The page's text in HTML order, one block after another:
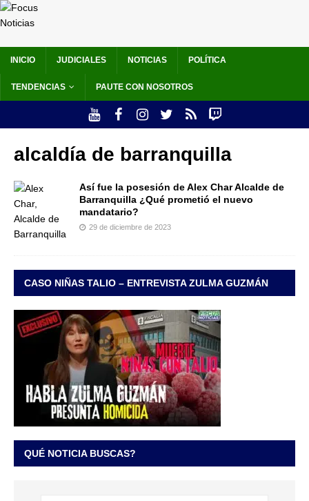
INICIO JUDICIALES NOTICIAS POLÍTICA
TENDENCIAS PAUTE CON NOSOTROS
alcaldía de barranquilla
Así fue la posesión de Alex Char Alcalde de
Barranquilla ¿Qué prometió el nuevo
mandatario?
29 de diciembre de 2023
CASO NIÑAS TALIO – ENTREVISTA ZULMA GUZMÁN
QUÉ NOTICIA BUSCAS?